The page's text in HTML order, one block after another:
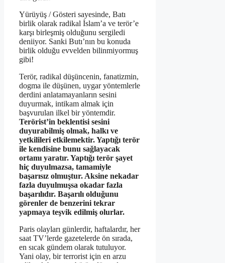
Yürüyüş / Gösteri sayesinde, Batı
birlik olarak radikal İslam’a ve terör’e
karşı birleşmiş olduğunu sergiledi
deniiyor. Sanki Butı’nın bu konuda
birlik olduğu evvelden bilinmiyormuş
gibi!
Terör, radikal düşüncenin, fanatizmin,
dogma ile düşünen, uygar yöntemlerle
derdini anlatamayanların sesini
duyurmak, intikam almak için
başvurulan ilkel bir yöntemdir.
Terörist’in beklentisi sesini
duyurabilmiş olmak, halkı ve
yetkilileri etkilemektir. Yaptığı terör
ile kendisine bunu sağlayacak
ortamı yaratır. Yaptığı terör şayet
hiç duyulmazsa, tamamiyle
başarısız olmuştur. Aksine nekadar
fazla duyulmuşsa okadar fazla
başarılıdır. Başarılı olduğunu
görenler de benzerini tekrar
yapmaya teşvik edilmiş olurlar.
Paris olayları günlerdir, haftalardır, her
saat TV’lerde gazetelerde ön sırada,
en sıcak gündem olarak tutuluyor.
Yani olay, bir terrorist için en arzu